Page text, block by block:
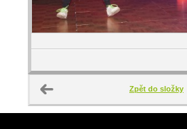
Zpět do složky